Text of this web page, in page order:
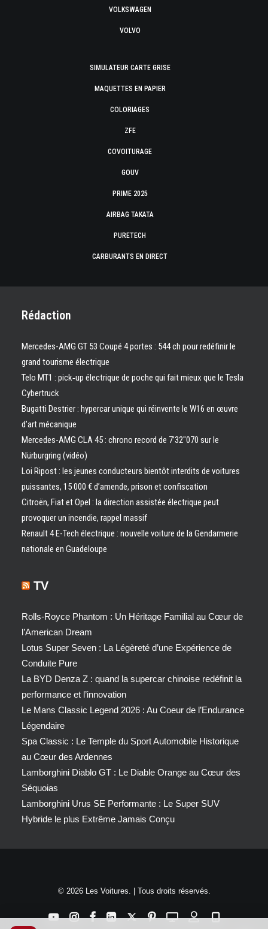
VOLKSWAGEN
VOLVO
SIMULATEUR CARTE GRISE
MAQUETTES EN PAPIER
COLORIAGES
ZFE
COVOITURAGE
GOUV
PRIME 2025
AIRBAG TAKATA
PURETECH
CARBURANTS EN DIRECT
Rédaction
Mercedes-AMG GT 53 Coupé 4 portes : 544 ch pour redéfinir le
grand tourisme électrique
Telo MT1 : pick‑up électrique de poche qui fait mieux que le Tesla
Cybertruck
Bugatti Destrier : hypercar unique qui réinvente le W16 en œuvre
d’art mécanique
Mercedes-AMG CLA 45 : chrono record de 7’32″070 sur le
Nürburgring (vidéo)
Loi Ripost : les jeunes conducteurs bientôt interdits de voitures
puissantes, 15 000 € d’amende, prison et confiscation
Citroën, Fiat et Opel : la direction assistée électrique peut
provoquer un incendie, rappel massif
Renault 4 E-Tech électrique : nouvelle voiture de la Gendarmerie
nationale en Guadeloupe
TV
Rolls-Royce Phantom : Un Héritage Familial au Cœur de
l’American Dream
Lotus Super Seven : La Légèreté d’une Expérience de
Conduite Pure
La BYD Denza Z : quand la supercar chinoise redéfinit la
performance et l’innovation
Le Mans Classic Legend 2026 : Au Coeur de l’Endurance
Légendaire
Spa Classic : Le Temple du Sport Automobile Historique
au Cœur des Ardennes
Lamborghini Diablo GT : Le Diable Orange au Cœur des
Séquoias
Lamborghini Urus SE Performante : Le Super SUV
Hybride le plus Extrême Jamais Conçu
© 2026 Les Voitures. | Tous droits réservés.